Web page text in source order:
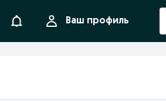
УведомленияВаш профиль